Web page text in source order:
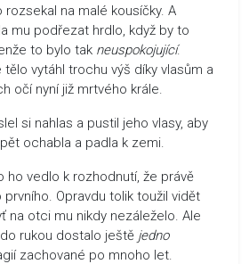
na malé kousíčky. A
mu podřezat hrdlo, když by to
to bylo tak neuspokojující.
vytáhl trochu výš díky vlasům a
očí nyní již mrtvého krále.
si nahlas a pustil jeho vlasy, aby
ochabla a padla k zemi.
ho vedlo k rozhodnutí, že právě
prvního. Opravdu tolik toužil vidět
na otci mu nikdy nezáleželo. Ale
rukou dostalo ještě jedno
zachované po mnoho let.